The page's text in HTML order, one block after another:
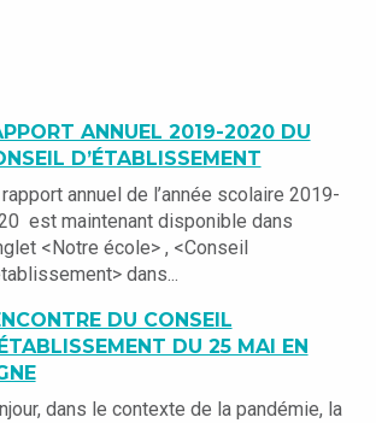
ANNUEL 2019-2020 DU
D’ÉTABLISSEMENT
rapport annuel de l’année scolaire 2019-
est maintenant disponible dans
<Notre école> , <Conseil
dans...
DU CONSEIL
DU 25 MAI EN
dans le contexte de la pandémie, la